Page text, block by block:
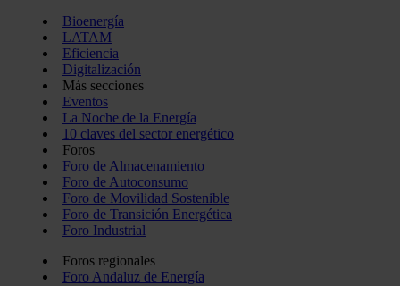
Bioenergía
LATAM
Eficiencia
Digitalización
Más secciones
Eventos
La Noche de la Energía
10 claves del sector energético
Foros
Foro de Almacenamiento
Foro de Autoconsumo
Foro de Movilidad Sostenible
Foro de Transición Energética
Foro Industrial
Foros regionales
Foro Andaluz de Energía